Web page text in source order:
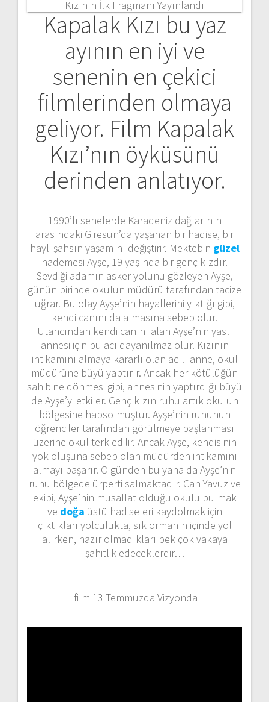
Kapalak Kızı bu yaz
ayının en iyi ve
senenin en çekici
filmlerinden olmaya
geliyor. Film Kapalak
Kızı’nın öyküsünü
derinden anlatıyor.
1990’lı senelerde Karadeniz dağlarının
arasındaki Giresun’da yaşanan bir hadise, bir
hayli şahsın yaşamını değiştirir. Mektebin güzel
hademesi Ayşe, 19 yaşında bir genç kızdır.
Sevdiği adamın asker yolunu gözleyen Ayşe,
günün birinde okulun müdürü tarafından tacize
uğrar. Bu olay Ayşe’nin hayallerini yıktığı gibi,
kendi canını da almasına sebep olur.
Utancından kendi canını alan Ayşe’nin yaslı
annesi için bu acı dayanılmaz olur. Kızının
intikamını almaya kararlı olan acılı anne, okul
müdürüne büyü yaptırır. Ancak her kötülüğün
sahibine dönmesi gibi, annesinin yaptırdığı büyü
de Ayşe’yi etkiler. Genç kızın ruhu artık okulun
bölgesine hapsolmuştur. Ayşe’nin ruhunun
öğrenciler tarafından görülmeye başlanması
üzerine okul terk edilir. Ancak Ayşe, kendisinin
yok oluşuna sebep olan müdürden intikamını
almayı başarır. O günden bu yana da Ayşe’nin
ruhu bölgede ürperti salmaktadır. Can Yavuz ve
ekibi, Ayşe’nin musallat olduğu okulu bulmak
ve doğa üstü hadiseleri kaydolmak için
çıktıkları yolculukta, sık ormanın içinde yol
alırken, hazır olmadıkları pek çok vakaya
şahitlik edeceklerdir…
film 13 Temmuzda Vizyonda